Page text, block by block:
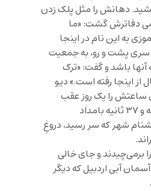
دهانش را مثل پلک زدن
دفاترش گشت: «ما
به این نام در اینجا
سری پشت و رو، به جمعیت
باشد و گفت: «ترک
اینجا رفته است.» دیو
ساعتش را یک روز عقب
کشید: «در ساعت ۶ دقیقه و ۳۷ ثانیه بامداد
شهر که سر رسید، دروغِ
برمی‌چیدند و جای خالی
آبی اردبیل که دیگر